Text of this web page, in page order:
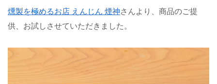
燻製を極めるお店 えんじん 煙神さんより、商品のご提
供、お試しさせていただきました。